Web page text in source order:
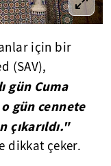
için bir
(SAV),
gün Cuma
gün cennete
çıkarıldı."
dikkat çeker.